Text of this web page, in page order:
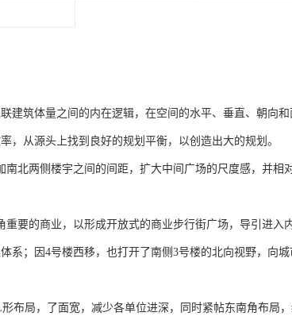
建筑体量之间的内在逻辑，在空间的水平、垂直、朝向
，从源头上找到良好的规划平衡，以创造出大的规划。
北两侧楼宇之间的间距，扩大中间广场的尺度感，并相
要的商业，以形成开放式的商业步行街广场，导引进入
系；因4号楼西移，也打开了南侧3号楼的北向视野，向
布局，了面宽，减少各单位进深，同时紧帖东南角布局